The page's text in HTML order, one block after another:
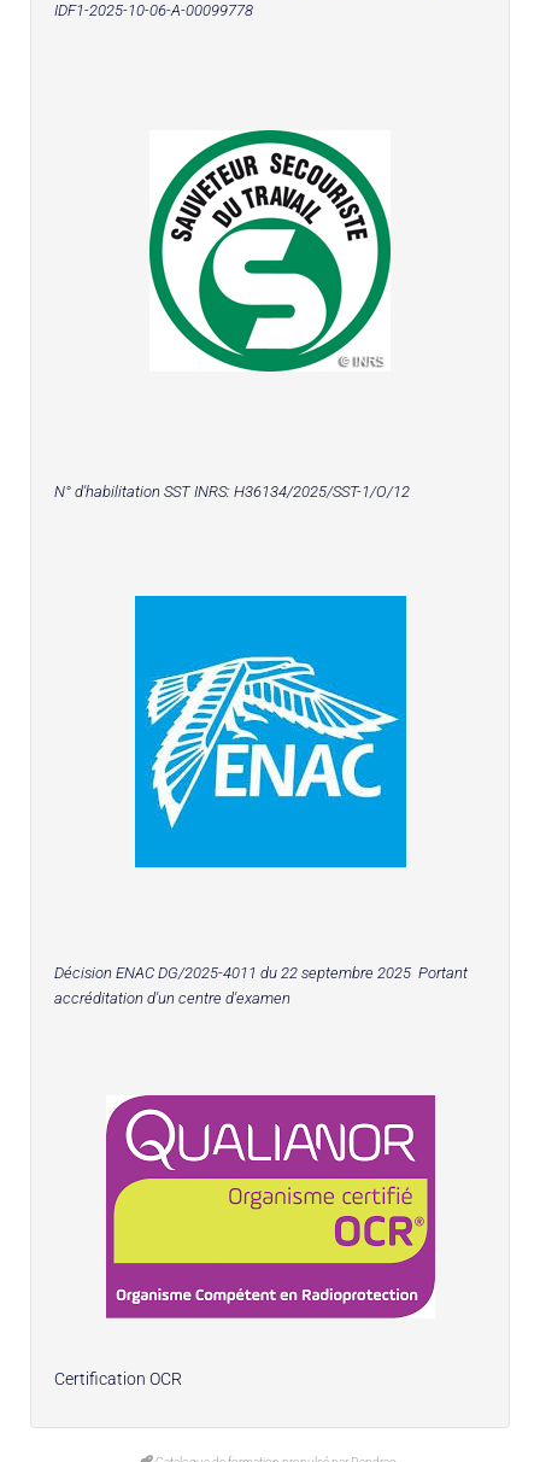
IDF1-2025-10-06-A-00099778
N° d'habilitation SST INRS: H36134/2025/SST-1/O/12
Décision ENAC DG/2025-4011 du 22 septembre 2025 Portant
accréditation d'un centre d'examen
Certification OCR